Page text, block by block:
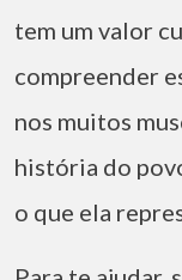
tem um valor
compreender
nos muitos
história do
o que ela